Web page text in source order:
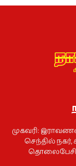
முகவரி:
செந்தில்
தொலைபேசி: